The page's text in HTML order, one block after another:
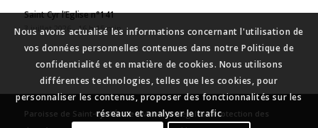
Saint Cyr l’Eglise n°141
3 juillet 2026 - 16 h 15 min
Paroisse de Saint-Cyr l’École-Mentions légales-Protection des
Nous avons actualisé les informations concernant l'utilisation de
vos données personnelles contenues dans notre Politique de
confidentialité et en matière de cookies. Nous utilisons
différentes technologies, telles que les cookies, pour
personnaliser les contenus, proposer des fonctionnalités sur les
réseaux et analyser le trafic